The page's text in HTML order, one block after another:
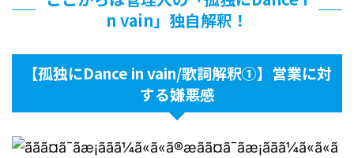
n vain」独自解釈！
【孤独にDance in vain/歌詞解釈①】営業に対
する嫌悪感